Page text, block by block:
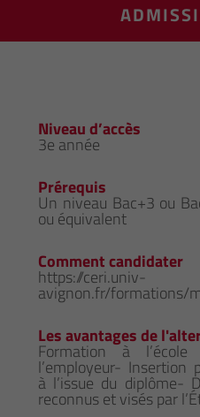
Niveau d’accès
3e année
Prérequis
Un niveau Bac+3 ou
ou équivalent
Comment candidater
https://ceri.univ-
avignon.fr/formations/
Les avantages de
Formation à
l’employeur- Insertion
à l’issue du diplôme-
reconnus et visés par